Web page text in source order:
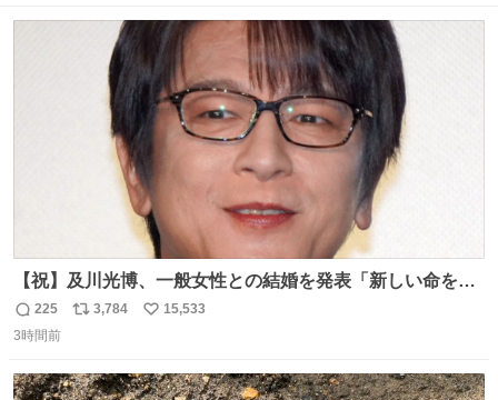
数
【祝】及川光博、一般女性との結婚を発表「新しい命を授
かっております」 news.livedoor.com/lite/article_d…
「私、及川光博はこの度、交際しておりました方と入籍い
も変わらず俳優として、ミッチーとして、努力し精進して
返
信
225
リ
ト
3,784
い
数
15,533
3時間前